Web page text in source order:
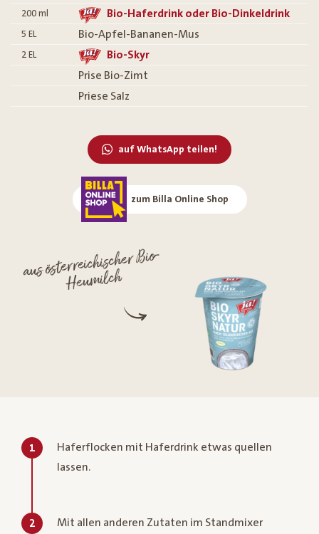
200 ml Bio-Haferdrink oder Bio-Dinkeldrink
5 EL Bio-Apfel-Bananen-Mus
2 EL
Bio-Skyr
Prise Bio-Zimt
Priese Salz
auf WhatsApp teilen!
zum Billa Online Shop
aus österreichischer Bio-
Heumilch
1
Haferflocken mit Haferdrink etwas quellen
lassen.
2
Mit allen anderen Zutaten im Standmixer